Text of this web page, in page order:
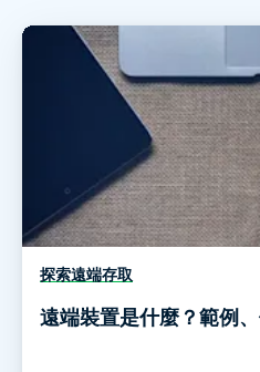
探索遠端存取
遠端裝置是什麼？範例